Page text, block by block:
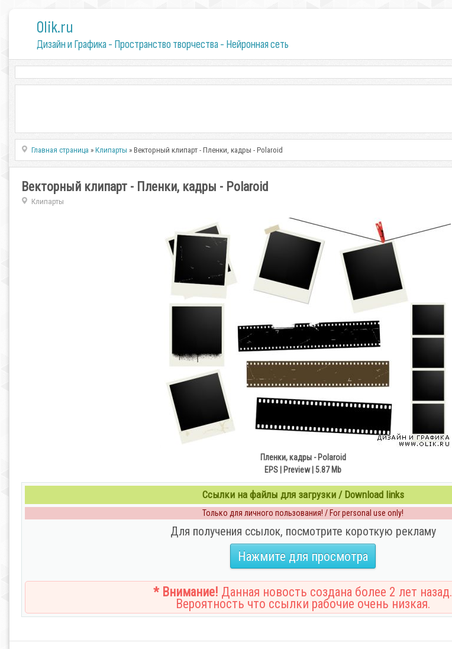
0lik.ru
Дизайн и Графика - Пространство творчества - Нейронная сеть
Главная страница »Клипарты » Векторный клипарт - Пленки, кадры - Polaroid
Векторный клипарт - Пленки, кадры - Polaroid
Клипарты
Пленки, кадры - Polaroid
EPS | Preview | 5.87 Mb
Ссылки на файлы для загрузки / Download links
Только для личного пользования! / For personal use only!
Для получения ссылок, посмотрите короткую рекламу
Нажмите для просмотра
* Внимание! Данная новость создана более 2 лет назад.
Вероятность что ссылки рабочие очень низкая.